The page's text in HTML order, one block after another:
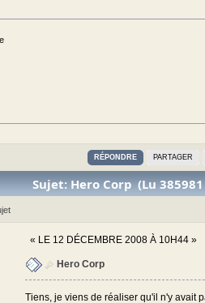
RÉPONDRE PARTAGER
Sujet: Hero Corp (Lu
« LE 12 DÉCEMBRE 2008 À 10H44 »
Hero Corp
Tiens, je viens de réaliser qu'il n'y avait